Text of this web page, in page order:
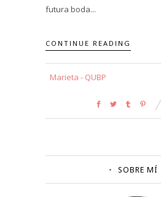
futura boda...
CONTINUE READING
Marieta - QUBP
SOBRE MÍ